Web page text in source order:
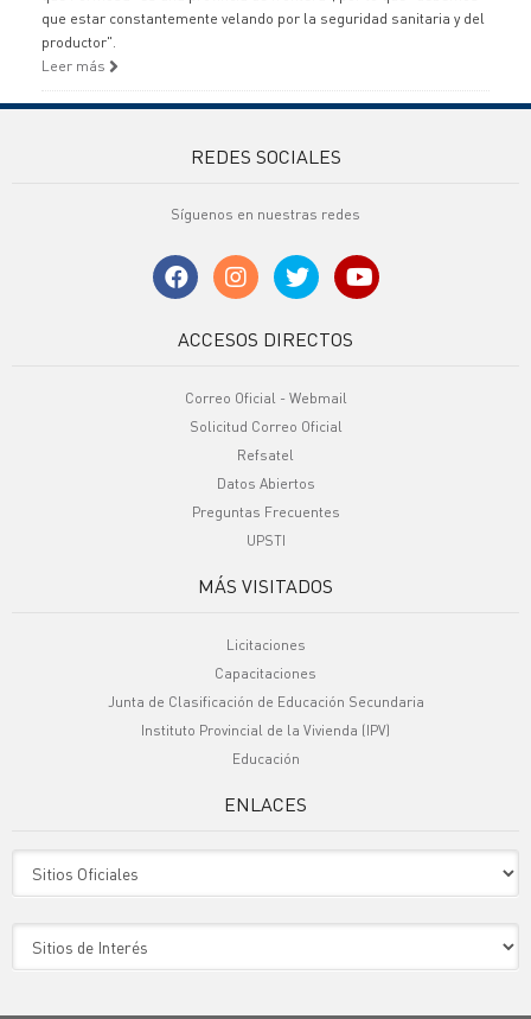
que estar constantemente velando por la seguridad sanitaria y del
productor".
Leer más
REDES SOCIALES
Síguenos en nuestras redes
ACCESOS DIRECTOS
Correo Oficial - Webmail
Solicitud Correo Oficial
Refsatel
Datos Abiertos
Preguntas Frecuentes
UPSTI
MÁS VISITADOS
Licitaciones
Capacitaciones
Junta de Clasificación de Educación Secundaria
Instituto Provincial de la Vivienda (IPV)
Educación
ENLACES